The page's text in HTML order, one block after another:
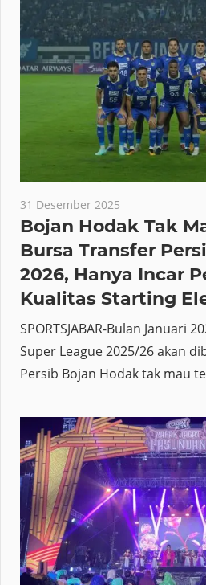
31 Desember 2025
Bojan Hodak Tak
Bursa Transfer
2026, Hanya Incar
Kualitas Starting
SPORTSJABAR-Bulan Januari
Super League 2025/26 akan
Persib Bojan Hodak tak mau